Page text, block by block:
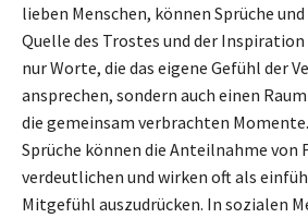
lieben Menschen, können Sprüche
Quelle des Trostes und der
nur Worte, die das eigene Gefühl der
ansprechen, sondern auch einen
die gemeinsam verbrachten
Sprüche können die Anteilnahme von
verdeutlichen und wirken oft als
Mitgefühl auszudrücken. In sozialen